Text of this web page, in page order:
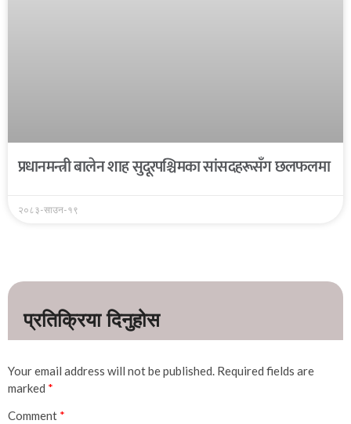
प्रधानमन्त्री बालेन शाह सुदूरपश्चिमका सांसदहरूसँग छलफलमा
२०८३-साउन-१९
Your email address will not be published. Required fields are
marked *
Comment *